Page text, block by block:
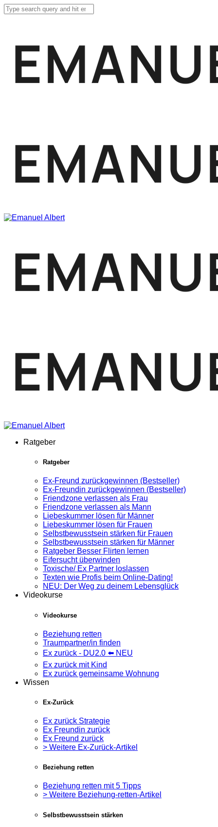
Ratgeber
Ratgeber
Ex-Freund zurückgewinnen (Bestseller)
Ex-Freundin zurückgewinnen (Bestseller)
Friendzone verlassen als Frau
Friendzone verlassen als Mann
Liebeskummer lösen für Männer
Liebeskummer lösen für Frauen
Selbstbewusstsein stärken für Frauen
Selbstbewusstsein stärken für Männer
Ratgeber Besser Flirten lernen
Eifersucht überwinden
Toxische/ Ex Partner loslassen
Texten wie Profis beim Online-Dating!
NEU: Der Weg zu deinem Lebensglück
Videokurse
Videokurse
Beziehung retten
Traumpartner/in finden
Ex zurück - DU2.0 ⬅️ NEU
Ex zurück mit Kind
Ex zurück gemeinsame Wohnung
Wissen
Ex-Zurück
Ex zurück Strategie
Ex Freundin zurück
Ex Freund zurück
> Weitere Ex-Zurück-Artikel
Beziehung retten
Beziehung retten mit 5 Tipps
> Weitere Beziehung-retten-Artikel
Selbstbewusstsein stärken